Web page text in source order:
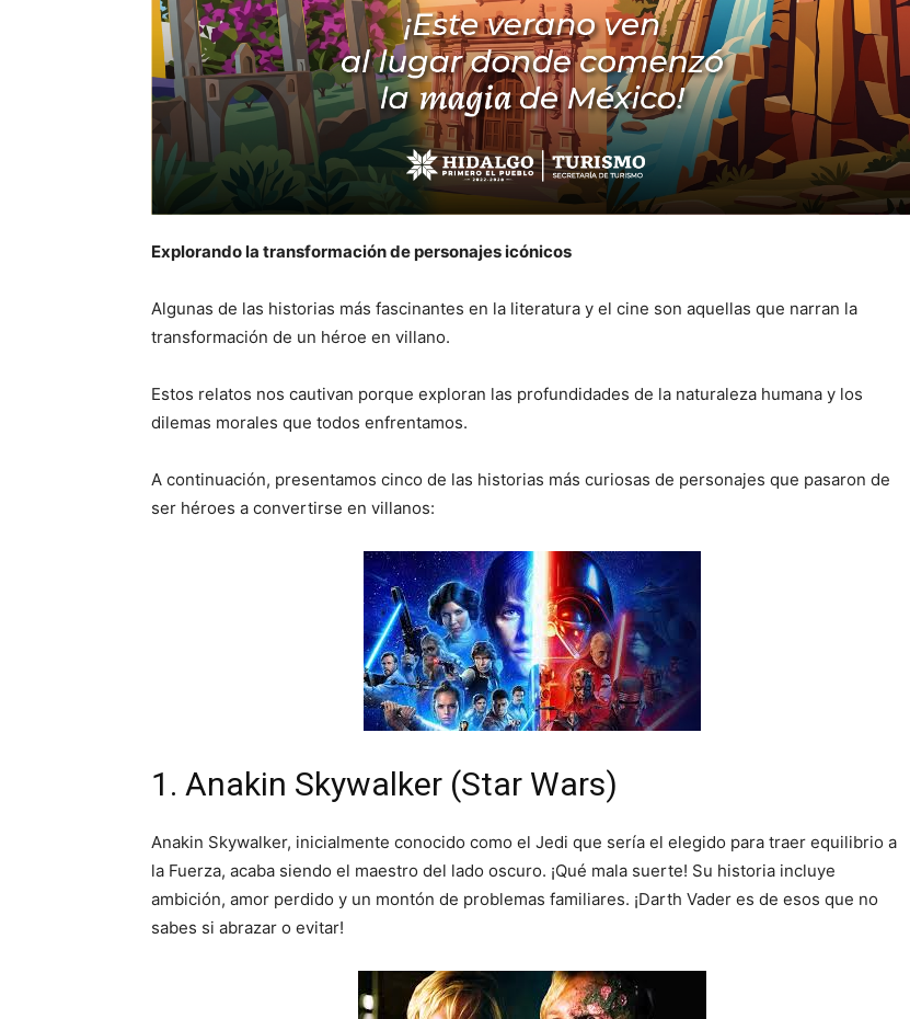
Explorando la transformación de personajes icónicos
Algunas de las historias más fascinantes en la literatura y el cine son aquellas que narran la
transformación de un héroe en villano.
Estos relatos nos cautivan porque exploran las profundidades de la naturaleza humana y los
dilemas morales que todos enfrentamos.
A continuación, presentamos cinco de las historias más curiosas de personajes que pasaron de
ser héroes a convertirse en villanos:
1. Anakin Skywalker (Star Wars)
Anakin Skywalker, inicialmente conocido como el Jedi que sería el elegido para traer equilibrio a
la Fuerza, acaba siendo el maestro del lado oscuro. ¡Qué mala suerte! Su historia incluye
ambición, amor perdido y un montón de problemas familiares. ¡Darth Vader es de esos que no
sabes si abrazar o evitar!